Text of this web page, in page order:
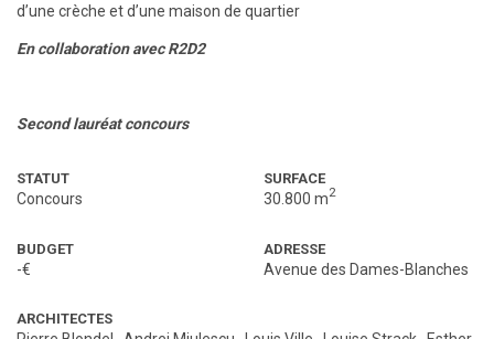
d’une crèche et d’une maison de quartier
En collaboration avec R2D2
Second lauréat concours
STATUT
Concours
SURFACE
30.800 m2
BUDGET
-€
ADRESSE
Avenue des Dames-Blanches
ARCHITECTES